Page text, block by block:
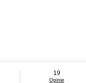
19
Opinie